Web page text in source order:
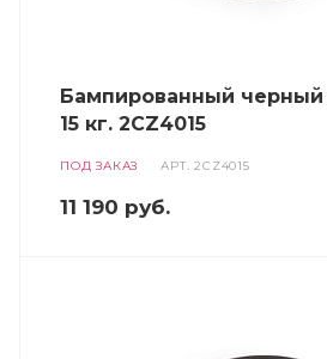
Бампированный черный
15 кг. 2CZ4015
ПОД ЗАКАЗ АРТ.2CZ4015
11 190 руб.